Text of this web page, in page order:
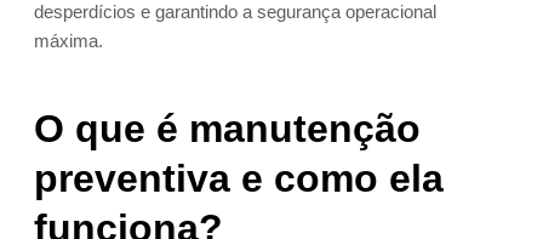
desperdícios e garantindo a segurança operacional
máxima.
O que é manutenção
preventiva e como ela
funciona?